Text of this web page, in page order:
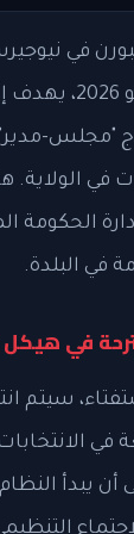
في
خاص في 16
"مجلس-مدير"
في الولاية.
الحكومة
في البلدة.
في
سيتم
في الاجتماع